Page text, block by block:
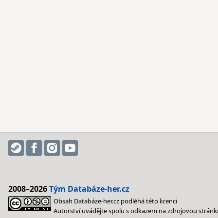
2008–2026Tým Databáze-her.cz
Obsah Databáze-her.cz podléhá této licenci
Autorství uvádějte spolu s odkazem na zdrojovou